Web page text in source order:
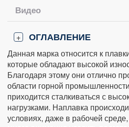
Видео
+ ОГЛАВЛЕНИЕ
Данная марка относится к
которые обладают высокой
Благодаря этому они отлично
области горной
приходится сталкиваться с
нагрузками. Наплавка
условиях, даже в рабочей